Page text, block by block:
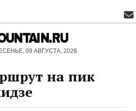
09 АВГУСТА, 2026
на пик